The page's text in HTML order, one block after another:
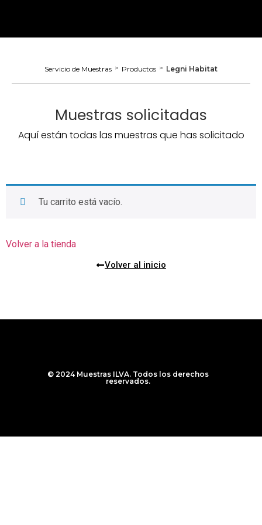
Servicio de Muestras > Productos > Legni Habitat
Muestras solicitadas
Aquí están todas las muestras que has solicitado
Tu carrito está vacío.
Volver a la tienda
Volver al inicio
© 2024 Muestras ILVA. Todos los derechos
reservados.